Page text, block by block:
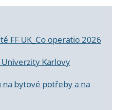
FF UK_Co operatio 2026
Karlovy
bytové potřeby a na